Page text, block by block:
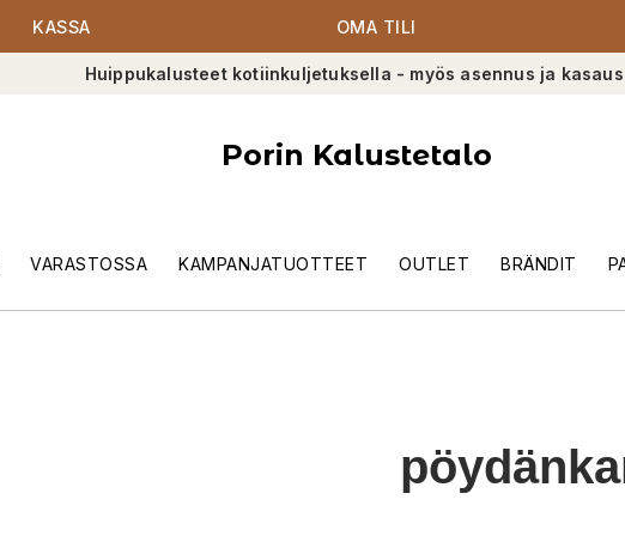
KASSA OMA TILI
Huippukalusteet kotiinkuljetuksella - myös asennus ja
Porin Kalustetalo
VARASTOSSA KAMPANJATUOTTEET OUTLET BRÄNDIT